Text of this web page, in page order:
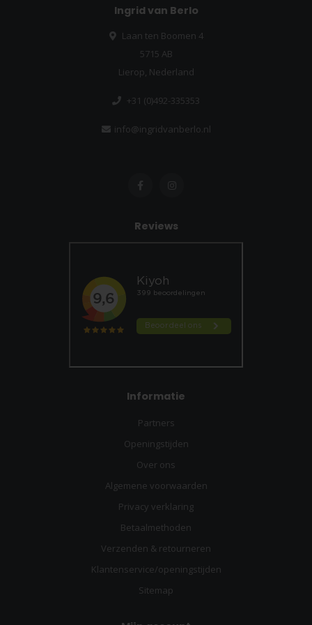
Ingrid van Berlo
Laan ten Boomen 4
5715 AB
Lierop, Nederland
+31 (0)492-335353
info@ingridvanberlo.nl
Reviews
Informatie
Partners
Openingstijden
Over ons
Algemene voorwaarden
Privacy verklaring
Betaalmethoden
Verzenden & retourneren
Klantenservice/openingstijden
Sitemap